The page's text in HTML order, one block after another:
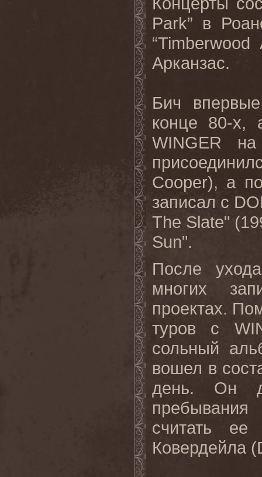
Park” в
“Timberwood
Арканзас.
Бич
конце 80-х,
WINGER
Cooper), а
записал с
The Slate"
Sun".
После
многих
проектах.
туров с
сольный
вошел в
день. Он
считать ее
Ковердейла (